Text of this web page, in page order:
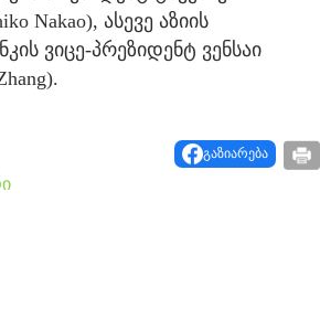
Nakao), ასევე აზიის
ვიცე-პრეზიდენტ ვენსაი
გაზიარება